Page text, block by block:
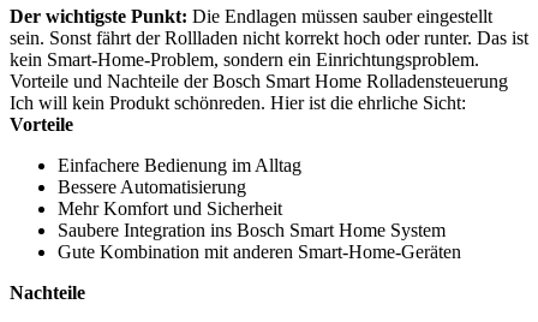
Der wichtigste Punkt: Die Endlagen müssen sauber eingestellt
sein. Sonst fährt der Rollladen nicht korrekt hoch oder runter. Das ist
kein Smart-Home-Problem, sondern ein Einrichtungsproblem.
Vorteile und Nachteile der Bosch Smart Home Rolladensteuerung
Ich will kein Produkt schönreden. Hier ist die ehrliche Sicht:
Vorteile
Einfachere Bedienung im Alltag
Bessere Automatisierung
Mehr Komfort und Sicherheit
Saubere Integration ins Bosch Smart Home System
Gute Kombination mit anderen Smart-Home-Geräten
Nachteile